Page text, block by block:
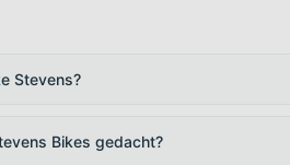
Stevens?
Bikes gedacht?